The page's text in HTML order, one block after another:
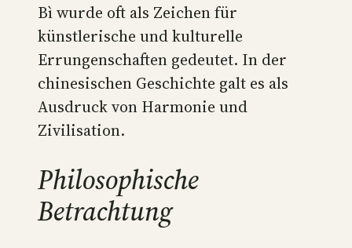
Bì wurde oft als Zeichen für
künstlerische und kulturelle
Errungenschaften gedeutet. In der
chinesischen Geschichte galt es als
Ausdruck von Harmonie und
Zivilisation.
Philosophische
Betrachtung